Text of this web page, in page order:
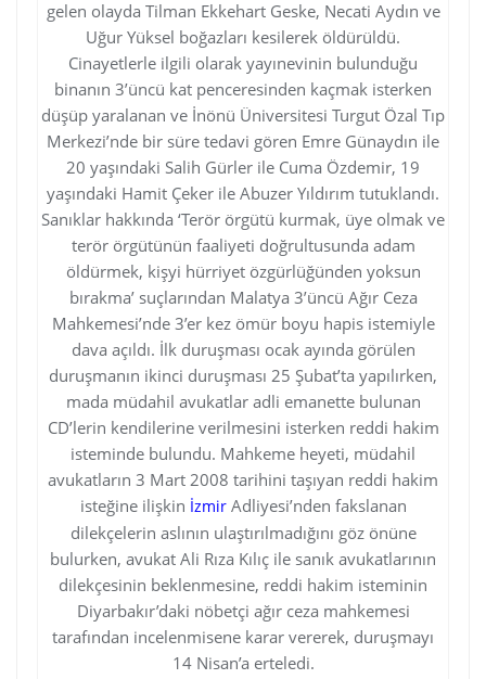
gelen olayda Tilman Ekkehart Geske, Necati Aydın ve
Uğur Yüksel boğazları kesilerek öldürüldü.
Cinayetlerle ilgili olarak yayınevinin bulunduğu
binanın 3’üncü kat penceresinden kaçmak isterken
düşüp yaralanan ve İnönü Üniversitesi Turgut Özal Tıp
Merkezi’nde bir süre tedavi gören Emre Günaydın ile
20 yaşındaki Salih Gürler ile Cuma Özdemir, 19
yaşındaki Hamit Çeker ile Abuzer Yıldırım tutuklandı.
Sanıklar hakkında ‘Terör örgütü kurmak, üye olmak ve
terör örgütünün faaliyeti doğrultusunda adam
öldürmek, kişyi hürriyet özgürlüğünden yoksun
bırakma’ suçlarından Malatya 3’üncü Ağır Ceza
Mahkemesi’nde 3’er kez ömür boyu hapis istemiyle
dava açıldı. İlk duruşması ocak ayında görülen
duruşmanın ikinci duruşması 25 Şubat’ta yapılırken,
mada müdahil avukatlar adli emanette bulunan
CD’lerin kendilerine verilmesini isterken reddi hakim
isteminde bulundu. Mahkeme heyeti, müdahil
avukatların 3 Mart 2008 tarihini taşıyan reddi hakim
isteğine ilişkin İzmirAdliyesi’nden fakslanan
dilekçelerin aslının ulaştırılmadığını göz önüne
bulurken, avukat Ali Rıza Kılıç ile sanık avukatlarının
dilekçesinin beklenmesine, reddi hakim isteminin
Diyarbakır’daki nöbetçi ağır ceza mahkemesi
tarafından incelenmisene karar vererek, duruşmayı
14 Nisan’a erteledi.